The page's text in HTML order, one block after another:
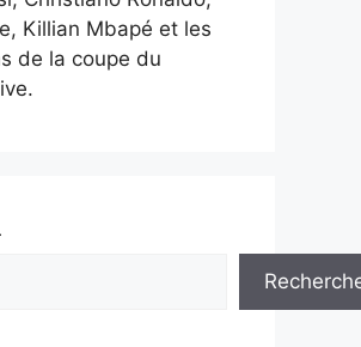
Killian Mbapé et les
de la coupe du